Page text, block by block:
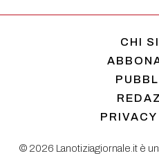
CHI
© 2026 Lanotiziagiornale.it è